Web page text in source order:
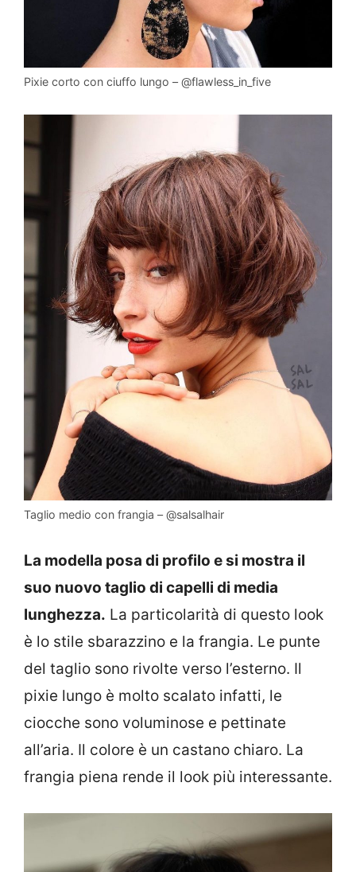
Pixie corto con ciuffo lungo – @flawless_in_five
Taglio medio con frangia – @salsalhair
La modella posa di profilo e si mostra il
suo nuovo taglio di capelli di media
lunghezza. La particolarità di questo look
è lo stile sbarazzino e la frangia. Le punte
del taglio sono rivolte verso l’esterno. Il
pixie lungo è molto scalato infatti, le
ciocche sono voluminose e pettinate
all’aria. Il colore è un castano chiaro. La
frangia piena rende il look più interessante.